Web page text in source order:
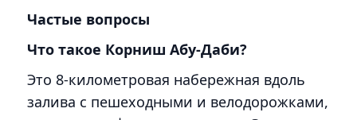
Частые вопросы
Что такое Корниш Абу-Даби?
Это 8-километровая набережная вдоль
залива с пешеходными и велодорожками,